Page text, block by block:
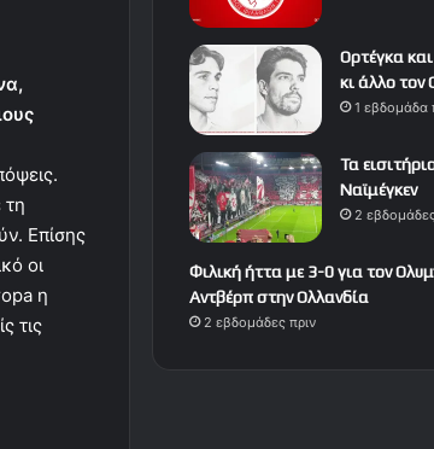
τη
Επίσης
οι
η
τις
Ορτέγκα
κι άλλο τον
1 εβδομάδα
Τα
Ναϊμέγκεν
2
Φιλική ήττα με 3-0 για τον
Αντβέρπ στην Ολλανδία
2 εβδομάδες πριν